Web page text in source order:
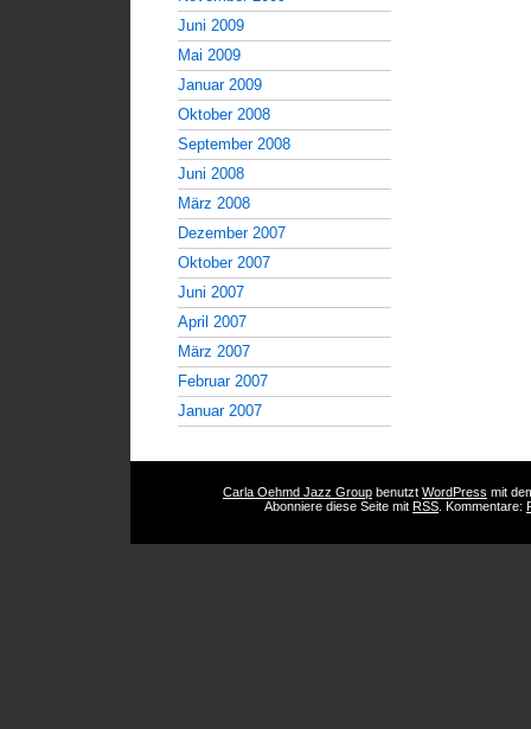
Juni 2009
Mai 2009
Januar 2009
Oktober 2008
September 2008
Juni 2008
März 2008
Dezember 2007
Oktober 2007
Juni 2007
April 2007
März 2007
Februar 2007
Januar 2007
Carla Oehmd Jazz Group benutzt WordPress mit
Abonniere diese Seite mit RSS . Kommentare: